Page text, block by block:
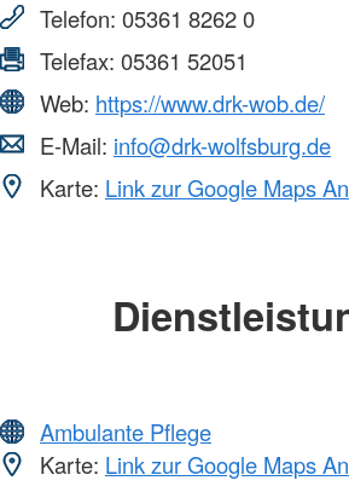
Telefon: 05361 8262 0
Telefax: 05361 52051
Web: https://www.drk-wob.de/
E-Mail: info@drk-wolfsburg.de
Karte: Link zur Google Maps
Ambulante Pflege
Karte: Link zur Google Maps